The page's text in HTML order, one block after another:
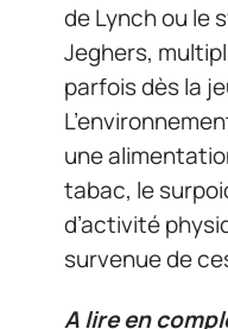
de Lynch ou le
Jeghers,
parfois dès la
une
tabac, le
d’activité
survenue de
A lire en